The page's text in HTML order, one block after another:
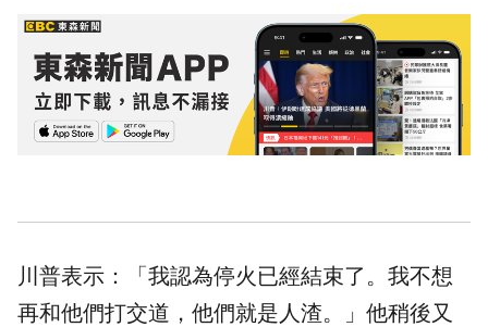
川普表示：「我認為停火已經結束了。我不想
再和他們打交道，他們就是人渣。」他稍後又